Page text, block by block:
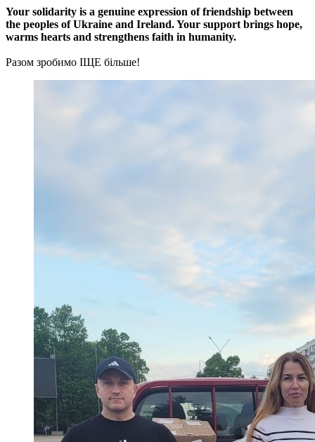
Your solidarity is a genuine expression of friendship between
the peoples of Ukraine and Ireland. Your support brings hope,
warms hearts and strengthens faith in humanity.
Разом зробимо ІЩЕ більше!